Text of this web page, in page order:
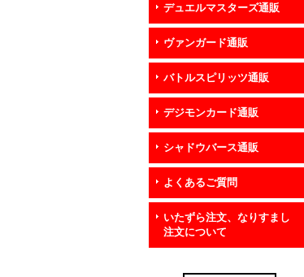
デュエルマスターズ通販
ヴァンガード通販
バトルスピリッツ通販
デジモンカード通販
シャドウバース通販
よくあるご質問
いたずら注文、なりすまし
注文について